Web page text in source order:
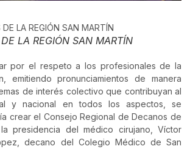
LA REGIÓN SAN MARTÍN
por el respeto a los profesionales de la
emitiendo pronunciamientos de manera
de interés colectivo que contribuyan al
y nacional en todos los aspectos, se
crear el Consejo Regional de Decanos de
presidencia del médico cirujano, Víctor
decano del Colegio Médico de San